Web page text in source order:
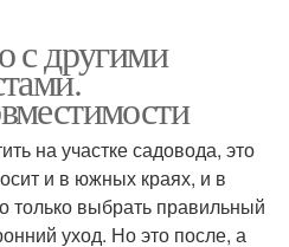
с другими
на участке садовода, это
и в южных краях, и в
только выбрать правильный
уход. Но это после, а